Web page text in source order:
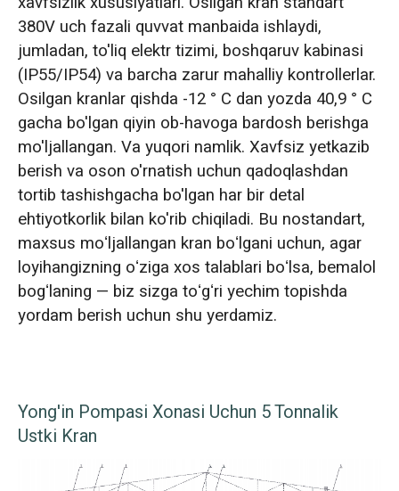
380V uch fazali quvvat manbaida ishlaydi,
jumladan, to'liq elektr tizimi, boshqaruv kabinasi
(IP55/IP54) va barcha zarur mahalliy kontrollerlar.
Osilgan kranlar qishda -12 ° C dan yozda 40,9 ° C
gacha bo'lgan qiyin ob-havoga bardosh berishga
mo'ljallangan. Va yuqori namlik. Xavfsiz yetkazib
berish va oson o'rnatish uchun qadoqlashdan
tortib tashishgacha bo'lgan har bir detal
ehtiyotkorlik bilan ko'rib chiqiladi. Bu nostandart,
maxsus moʻljallangan kran boʻlgani uchun, agar
loyihangizning oʻziga xos talablari boʻlsa, bemalol
bogʻlaning — biz sizga toʻgʻri yechim topishda
yordam berish uchun shu yerdamiz.
Yong'in Pompasi Xonasi Uchun 5 Tonnalik
Ustki Kran